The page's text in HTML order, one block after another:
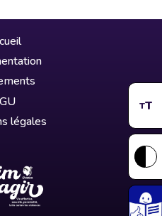
TT
légales